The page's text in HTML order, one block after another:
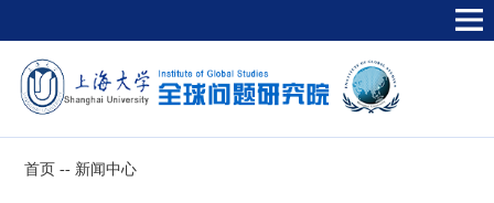
首页 -- 新闻中心